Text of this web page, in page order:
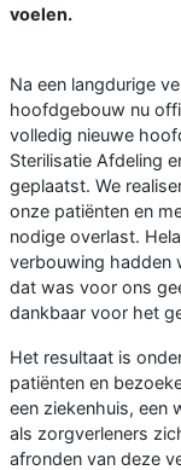
voelen.
Na een langdurige
hoofdgebouw nu
volledig nieuwe
Sterilisatie Afdeling
geplaatst. We
onze patiënten en
nodige overlast.
verbouwing hadden
dat was voor ons
dankbaar voor het
Het resultaat is
patiënten en
een ziekenhuis, een
als zorgverleners
afronden van deze